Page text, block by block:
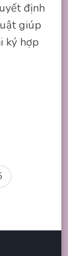
định
giúp
ký hợp